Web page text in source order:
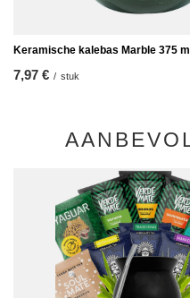
Keramische kalebas Marble 375 ml
7,97 € / stuk